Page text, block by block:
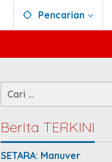
Pencarian
Cari
untuk:
Berita TERKINI
SETARA: Manuver